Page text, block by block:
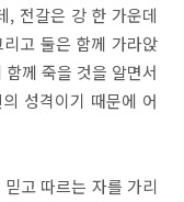
, 전갈은 강 한 가운데
고 둘은 함께 가라앉
께 죽을 것을 알면서
성격이기 때문에 어
고 따르는 자를 가리